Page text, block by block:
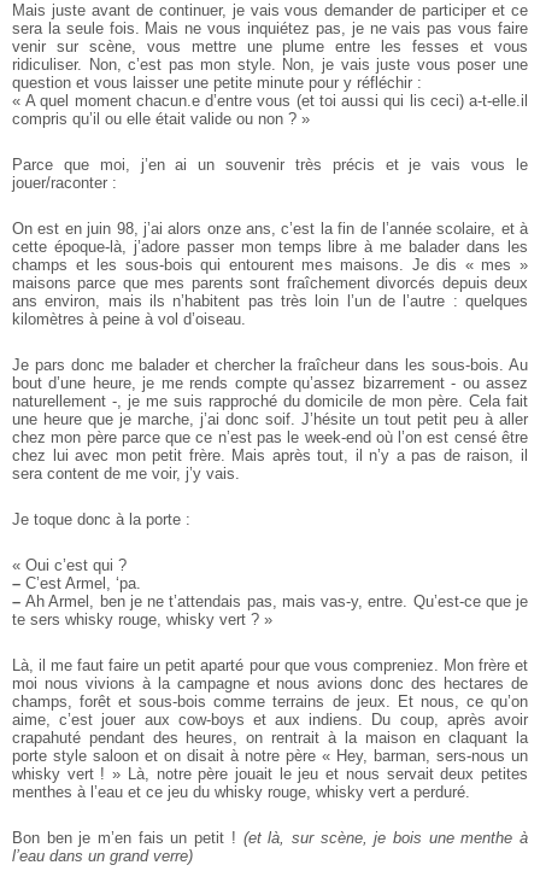
Mais juste avant de continuer, je vais vous demander de participer et ce
sera la seule fois. Mais ne vous inquiétez pas, je ne vais pas vous faire
venir sur scène, vous mettre une plume entre les fesses et vous
ridiculiser. Non, c’est pas mon style. Non, je vais juste vous poser une
question et vous laisser une petite minute pour y réfléchir :
« A quel moment chacun.e d’entre vous (et toi aussi qui lis ceci) a-t-elle.il
compris qu’il ou elle était valide ou non ? »
Parce que moi, j’en ai un souvenir très précis et je vais vous le
jouer/raconter :
On est en juin 98, j’ai alors onze ans, c’est la fin de l’année scolaire, et à
cette époque-là, j’adore passer mon temps libre à me balader dans les
champs et les sous-bois qui entourent mes maisons. Je dis « mes »
maisons parce que mes parents sont fraîchement divorcés depuis deux
ans environ, mais ils n’habitent pas très loin l’un de l’autre : quelques
kilomètres à peine à vol d’oiseau.
Je pars donc me balader et chercher la fraîcheur dans les sous-bois. Au
bout d’une heure, je me rends compte qu’assez bizarrement - ou assez
naturellement -, je me suis rapproché du domicile de mon père. Cela fait
une heure que je marche, j’ai donc soif. J’hésite un tout petit peu à aller
chez mon père parce que ce n’est pas le week-end où l’on est censé être
chez lui avec mon petit frère. Mais après tout, il n’y a pas de raison, il
sera content de me voir, j’y vais.
Je toque donc à la porte :
« Oui c’est qui ?
– C’est Armel, ‘pa.
– Ah Armel, ben je ne t’attendais pas, mais vas-y, entre. Qu’est-ce que je
te sers whisky rouge, whisky vert ? »
Là, il me faut faire un petit aparté pour que vous compreniez. Mon frère et
moi nous vivions à la campagne et nous avions donc des hectares de
champs, forêt et sous-bois comme terrains de jeux. Et nous, ce qu’on
aime, c’est jouer aux cow-boys et aux indiens. Du coup, après avoir
crapahuté pendant des heures, on rentrait à la maison en claquant la
porte style saloon et on disait à notre père « Hey, barman, sers-nous un
whisky vert ! » Là, notre père jouait le jeu et nous servait deux petites
menthes à l’eau et ce jeu du whisky rouge, whisky vert a perduré.
Bon ben je m’en fais un petit ! (et là, sur scène, je bois une menthe à
l’eau dans un grand verre)